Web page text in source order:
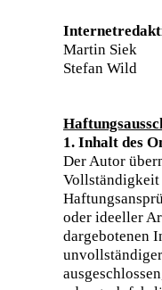
Martin Siek
Stefan Wild
1. Inhalt des
Der Autor
Vollständigkeit
oder ideeller
dargebotenen